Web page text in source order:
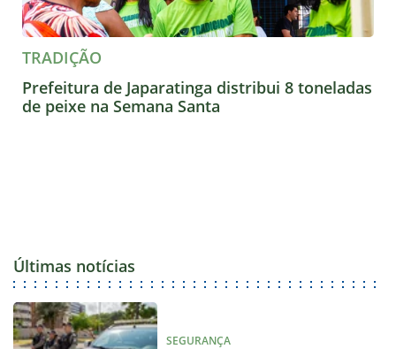
TRADIÇÃO
Prefeitura de Japaratinga distribui 8 toneladas
de peixe na Semana Santa
Últimas notícias
SEGURANÇA